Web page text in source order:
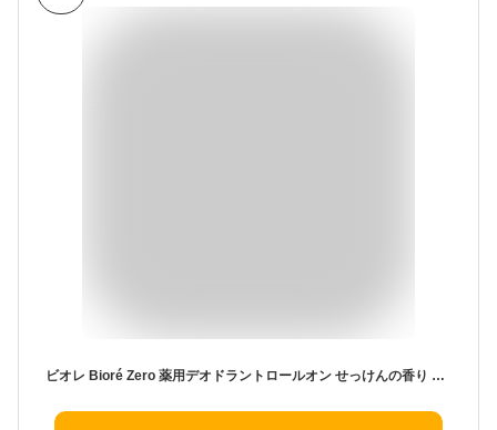
ビオレ Bioré Zero 薬用デオドラントロールオン せっけんの香り 制汗剤